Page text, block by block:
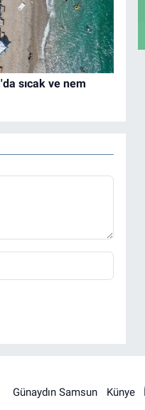
sıcak ve nem
Günaydın Samsun Künye